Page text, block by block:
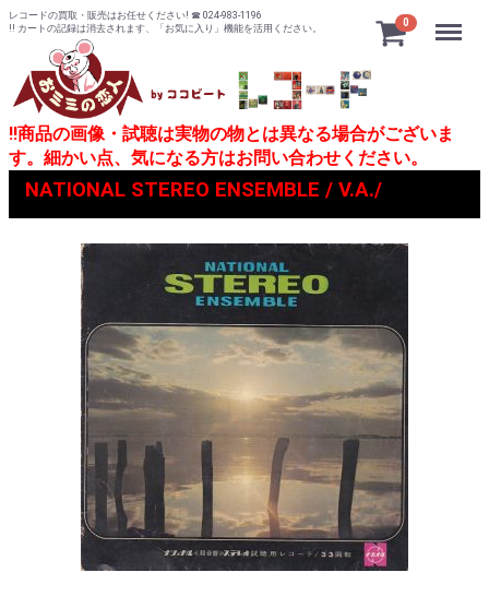
レコードの買取・販売はお任せください! ☎ 024-983-1196
!! カートの記録は消去されます、「お気に入り」機能を活用ください。
0 Menu
!!商品の画像・試聴は実物の物とは異なる場合がございま
す。細かい点、気になる方はお問い合わせください。
NATIONAL STEREO ENSEMBLE / V.A./